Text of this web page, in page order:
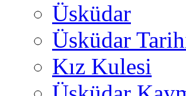
Üsküdar
Üsküdar
Kız Kulesi